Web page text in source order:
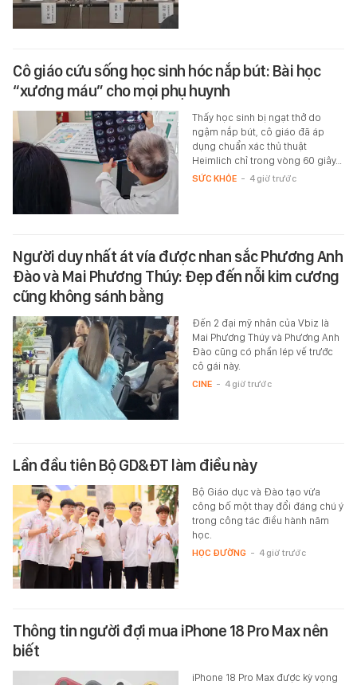
Cô giáo cứu sống học sinh hóc nắp bút: Bài học
“xương máu” cho mọi phụ huynh
Thấy học sinh bị ngạt thở do
ngậm nắp bút, cô giáo đã áp
dụng chuẩn xác thủ thuật
Heimlich chỉ trong vòng 60 giây…
SỨC KHỎE - 4 giờ trước
Người duy nhất át vía được nhan sắc Phương Anh
Đào và Mai Phương Thúy: Đẹp đến nỗi kim cương
cũng không sánh bằng
Đến 2 đại mỹ nhân của Vbiz là
Mai Phương Thúy và Phương Anh
Đào cũng có phần lép vế trước
cô gái này.
CINE - 4 giờ trước
Lần đầu tiên Bộ GD&ĐT làm điều này
Bộ Giáo dục và Đào tạo vừa
công bố một thay đổi đáng chú ý
trong công tác điều hành năm
học.
HỌC ĐƯỜNG - 4 giờ trước
Thông tin người đợi mua iPhone 18 Pro Max nên
biết
iPhone 18 Pro Max được kỳ vọng